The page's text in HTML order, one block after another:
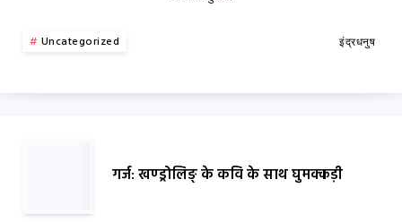
Uncategorized इंद्रधनुष
गर्ज: खण्ड्रोलिङ् के कवि के साथ घुमक्कड़ी